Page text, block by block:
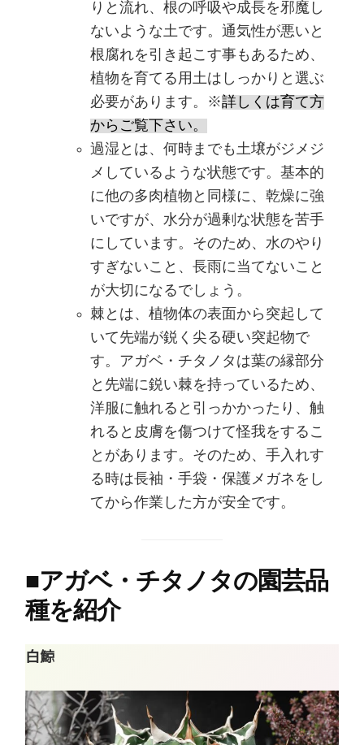
りと流れ、根の呼吸や成長を邪魔し
ないような土です。通気性が悪いと
根腐れを引き起こす事もあるため、
植物を育てる用土はしっかりと選ぶ
必要があります。※詳しくは育て方
からご覧下さい。
過湿とは、何時までも土壌がジメジ
メしているような状態です。基本的
に他の多肉植物と同様に、乾燥に強
いですが、水分が過剰な状態を苦手
にしています。そのため、水のやり
すぎないこと、長雨に当てないこと
が大切になるでしょう。
棘とは、植物体の表面から突起して
いて先端が鋭く尖る硬い突起物で
す。アガベ・チタノタは葉の縁部分
と先端に鋭い棘を持っているため、
洋服に触れると引っかかったり、触
れると皮膚を傷つけて怪我をするこ
とがあります。そのため、手入れす
る時は長袖・手袋・保護メガネをし
てから作業した方が安全です。
■アガベ・チタノタの園芸品
種を紹介
白鯨